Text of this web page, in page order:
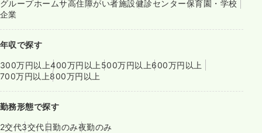
グループホームサ高住障がい者施設健診センター保育園・学校
企業
年収で探す
300万円以上400万円以上 500万円以上600万円以上
700万円以上800万円以上
勤務形態で探す
2交代3交代日勤のみ夜勤のみ